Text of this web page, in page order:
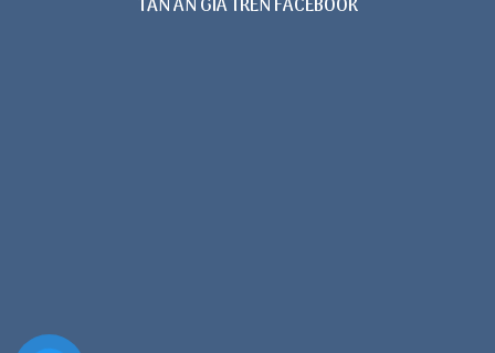
TẤN AN GIA TRÊN FACEBOOK